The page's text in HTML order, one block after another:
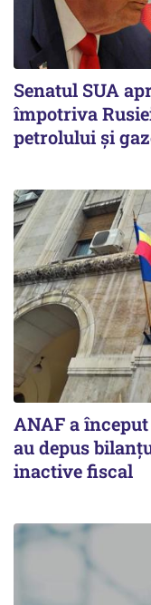
Senatul SUA
împotriva
petrolului și
ANAF a
au depus
inactive fiscal